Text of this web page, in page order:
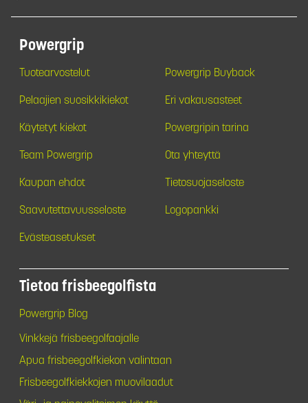
Powergrip
Tuotearvostelut Powergrip Buyback
Pelaajien suosikkikiekot Eri vakausasteet
Käytetyt kiekot Powergripin tarina
Team Powergrip Ota yhteyttä
Kaupan ehdot Tietosuojaseloste
Saavutettavuusseloste Logopankki
Evästeasetukset
Tietoa frisbeegolfista
Powergrip Blog
Vinkkejä frisbeegolfaajalle
Apua frisbeegolfkiekon valintaan
Frisbeegolfkiekkojen muovilaadut